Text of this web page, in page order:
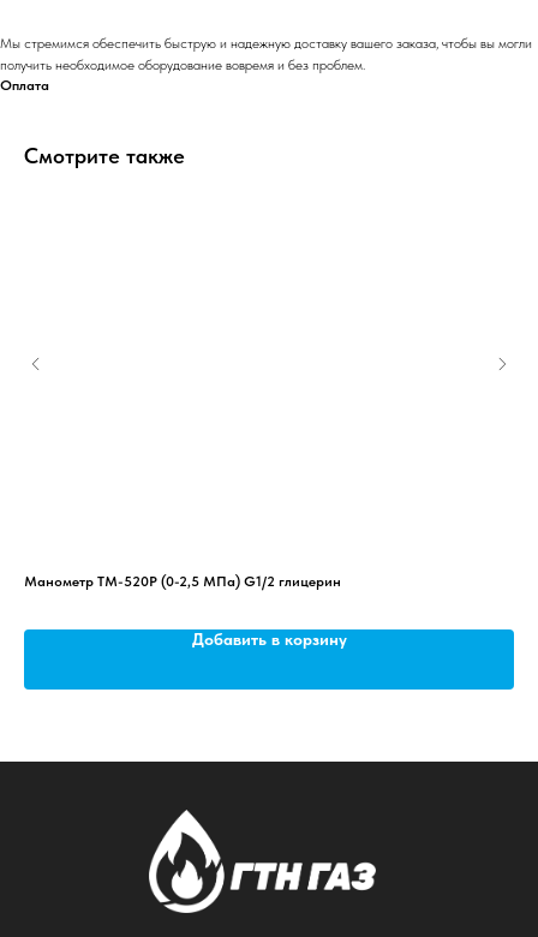
Мы стремимся обеспечить быструю и надежную доставку вашего заказа, чтобы вы могли
получить необходимое оборудование вовремя и без проблем.
Оплата
Смотрите также
Манометр ТМ-520Р (0-2,5 МПа) G1/2 глицерин
Добавить в корзину